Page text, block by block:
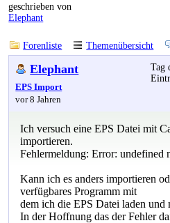
geschrieben von
Elephant
Forenliste Themenübersicht
Elephant
EPS Import
vor 8 Jahren
Tag
Ich versuch eine EPS Datei mit
importieren.
Fehlermeldung: Error: undefined
Kann ich es anders importieren
verfügbares Programm mit
dem ich die EPS Datei laden und
In der Hoffnung das der Fehler